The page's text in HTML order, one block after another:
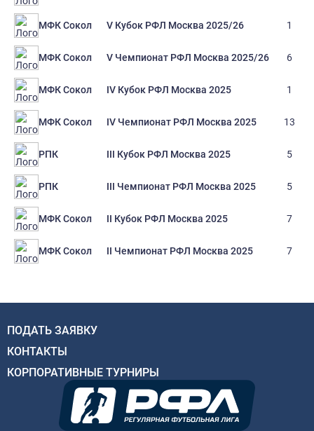
МФК Сокол V Кубок РФЛ Москва 2025/26 1
МФК Сокол V Чемпионат РФЛ Москва 2025/26 6
МФК Сокол IV Кубок РФЛ Москва 2025 1
МФК Сокол IV Чемпионат РФЛ Москва 2025 13
РПК III Кубок РФЛ Москва 2025 5
РПК III Чемпионат РФЛ Москва 2025 5
МФК Сокол II Кубок РФЛ Москва 2025 7
МФК Сокол II Чемпионат РФЛ Москва 2025 7
ПОДАТЬ ЗАЯВКУ
КОНТАКТЫ
КОРПОРАТИВНЫЕ ТУРНИРЫ